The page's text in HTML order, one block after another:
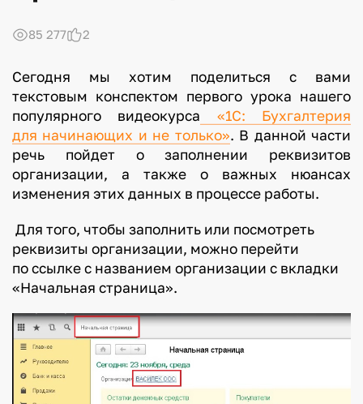
85 277 2
Сегодня мы хотим поделиться с вами
текстовым конспектом первого урока нашего
популярного видеокурса «1С: Бухгалтерия
для начинающих и не только». В данной части
речь пойдет о заполнении реквизитов
организации, а также о важных нюансах
изменения этих данных в процессе работы.
Для того, чтобы заполнить или посмотреть
реквизиты организации, можно перейти
по ссылке с названием организации с вкладки
«Начальная страница».